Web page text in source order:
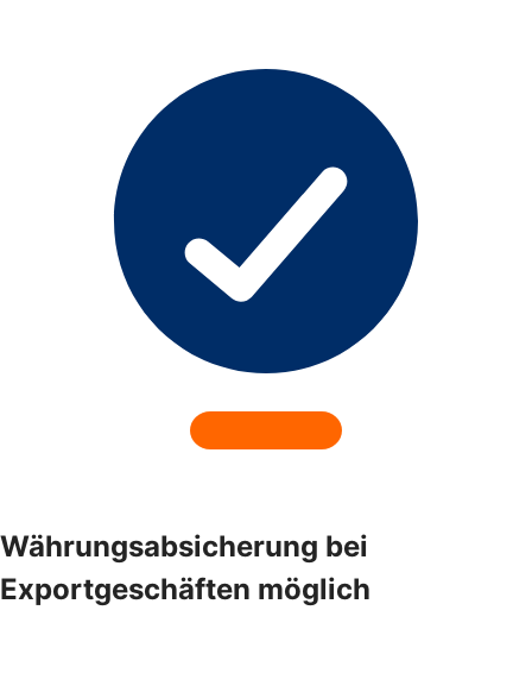
Währungsabsicherung bei
Exportgeschäften möglich